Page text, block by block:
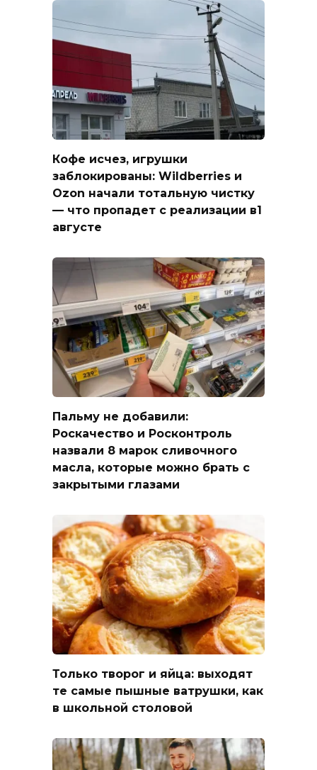
Кофе исчез, игрушки
заблокированы: Wildberries и
Ozon начали тотальную чистку
— что пропадет с реализации в1
августе
Пальму не добавили:
Роскачество и Росконтроль
назвали 8 марок сливочного
масла, которые можно брать с
закрытыми глазами
Только творог и яйца: выходят
те самые пышные ватрушки, как
в школьной столовой